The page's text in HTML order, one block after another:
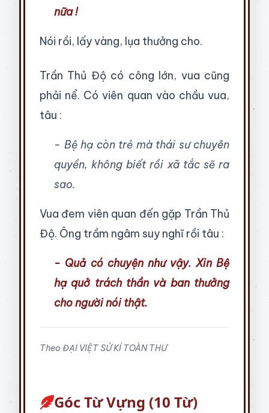
nữa !
Nói rồi, lấy vàng, lụa thưởng cho.
Trần Thủ Độ có công lớn, vua cũng
phải nể. Có viên quan vào chầu vua,
tâu :
- Bệ hạ còn trẻ mà thái sư chuyên
quyền, không biết rồi xã tắc sẽ ra
sao.
Vua đem viên quan đến gặp Trần Thủ
Độ. Ông trầm ngâm suy nghĩ rồi tâu :
- Quả có chuyện như vậy. Xin Bệ
hạ quở trách thần và ban thưởng
cho người nói thật.
Theo ĐẠI VIỆT SỬ KÍ TOÀN THƯ
Góc Từ Vựng (10 Từ)